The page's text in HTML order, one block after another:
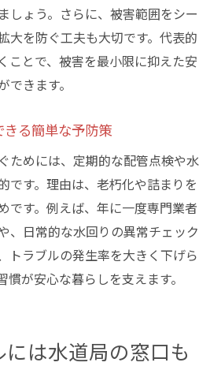
しょう。さらに、被害範囲をシー
大を防ぐ工夫も大切です。代表的
ことで、被害を最小限に抑えた安
きます。
きる簡単な予防策
ためには、定期的な配管点検や水
です。理由は、老朽化や詰まりを
です。例えば、年に一度専門業者
、日常的な水回りの異常チェック
トラブルの発生率を大きく下げら
慣が安心な暮らしを支えます。
は水道局の窓口も